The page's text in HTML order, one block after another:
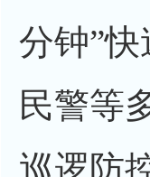
分钟”
民警等
巡逻防